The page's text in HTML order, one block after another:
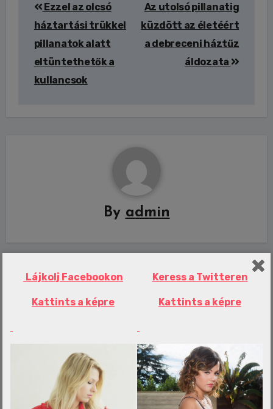
navigáció
Ezzel az olcsó
háztartási trükkel
pillanatok alatt
eltüntethetők a
kullancsok
Az utolsó pillanatig
küzdött az életéért
a debreceni háztűz
áldozata
By admin
Related Post
„Az emberek azt hiszik, hogy egy
átlagos lány vagyok a szomszédból, de
nem tudják túltenni magukat azon, hogy
mit csinálok a munkámban”
admin aug 9, 2026
Lájkolj Facebookon
Kattints a képre
Keress a Twitteren
Kattints a képre